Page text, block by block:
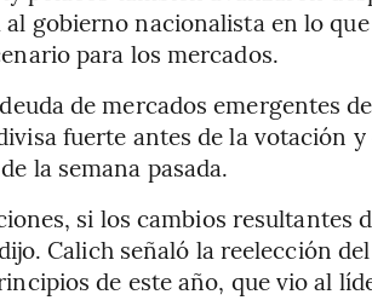
gobierno nacionalista en lo
para los mercados.
de mercados emergentes
fuerte antes de la votación y
la semana pasada.
si los cambios resultantes
Calich señaló la reelección
de este año, que vio al